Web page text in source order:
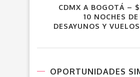
CDMX A BOGOTÁ –
10 NOCHES
DESAYUNOS Y
OPORTUNIDADES